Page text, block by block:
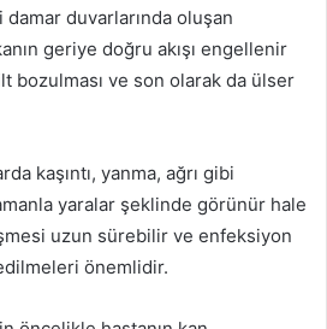
duvarlarında oluşan
geriye doğru akışı engellenir
bozulması ve son olarak da ülser
kaşıntı, yanma, ağrı gibi
yaralar şeklinde görünür hale
uzun sürebilir ve enfeksiyon
önemlidir.